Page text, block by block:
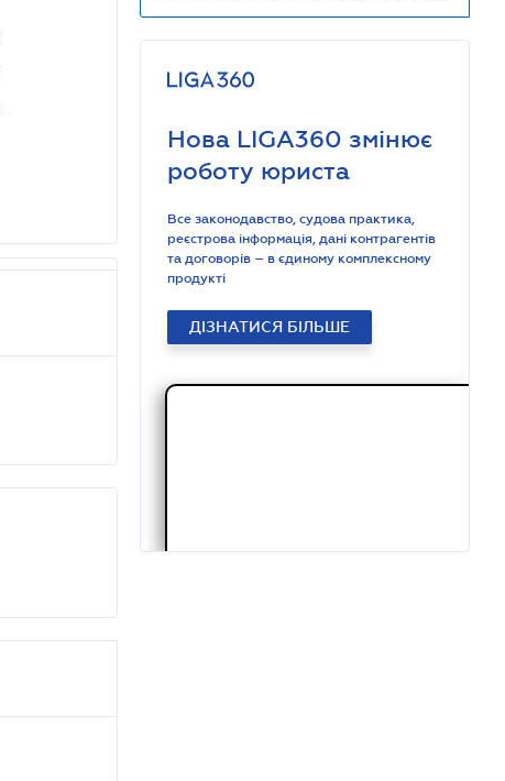
Нова LIGA360 змінює
роботу юриста
Все законодавство, судова практика,
реєстрова інформація, дані контрагентів
та договорів – в єдиному комплексному
продукті
ДІЗНАТИСЯ БІЛЬШЕ